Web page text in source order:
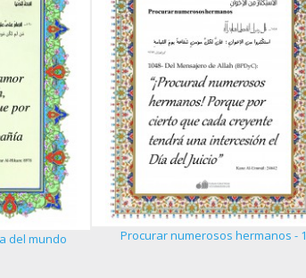
del mundo Procurar numerosos hermanos - 1